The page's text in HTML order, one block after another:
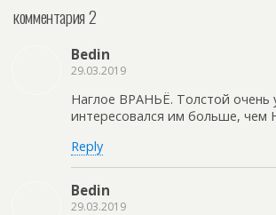
комментария 2
Bedin
29.03.2019
Наглое ВРАНЬЁ. Толстой
интересовался им больше,
Reply
Bedin
29.03.2019